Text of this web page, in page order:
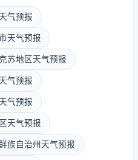
气预报
天气预报
苏地区天气预报
气预报
气预报
天气预报
族自治州天气预报